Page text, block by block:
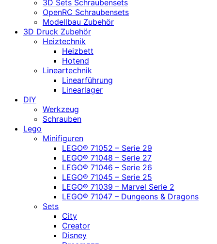
3D Sets Schraubensets
OpenRC Schraubensets
Modellbau Zubehör
3D Druck Zubehör
Heiztechnik
Heizbett
Hotend
Lineartechnik
Linearführung
Linearlager
DIY
Werkzeug
Schrauben
Lego
Minifiguren
LEGO® 71052 – Serie 29
LEGO® 71048 – Serie 27
LEGO® 71046 – Serie 26
LEGO® 71045 – Serie 25
LEGO® 71039 – Marvel Serie 2
LEGO® 71047 – Dungeons & Dragons
Sets
City
Creator
Disney